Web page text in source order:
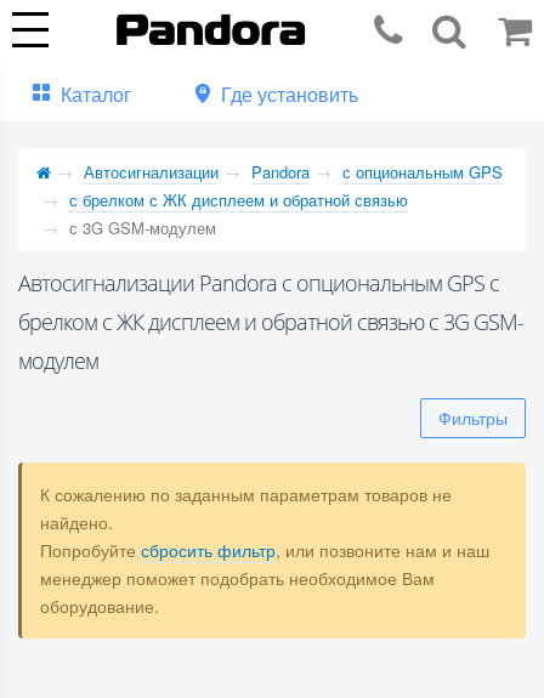
Каталог Где установить
Автосигнализации Pandora
с опциональным GPS
с брелком с ЖК дисплеем и обратной связью
с 3G GSM-модулем
Автосигнализации Pandora с опциональным GPS с
брелком с ЖК дисплеем и обратной связью с 3G GSM-
модулем
Фильтры
К сожалению по заданным параметрам товаров не
найдено.
Попробуйте сбросить фильтр, или позвоните нам и наш
менеджер поможет подобрать необходимое Вам
оборудование.